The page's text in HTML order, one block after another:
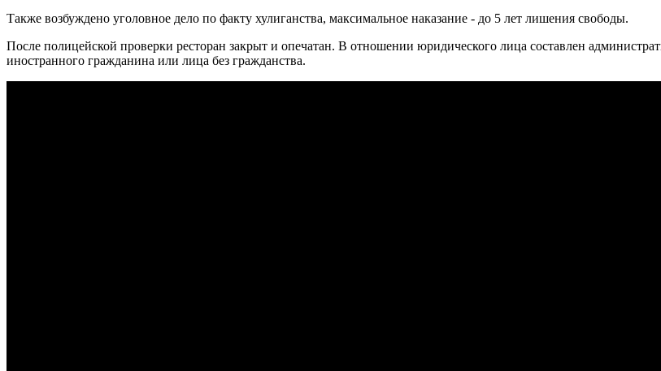
Также возбуждено уголовное дело по факту хулиганства, максимальное наказание - до 5 лет лишения свободы.
После полицейской проверки ресторан закрыт и опечатан. В отношении юридического лица составлен
иностранного гражданина или лица без гражданства.